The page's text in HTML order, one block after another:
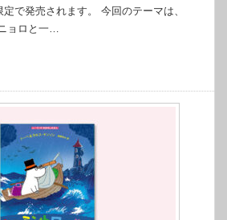
で発売されます。 今回のテーマは、
ョロと一…